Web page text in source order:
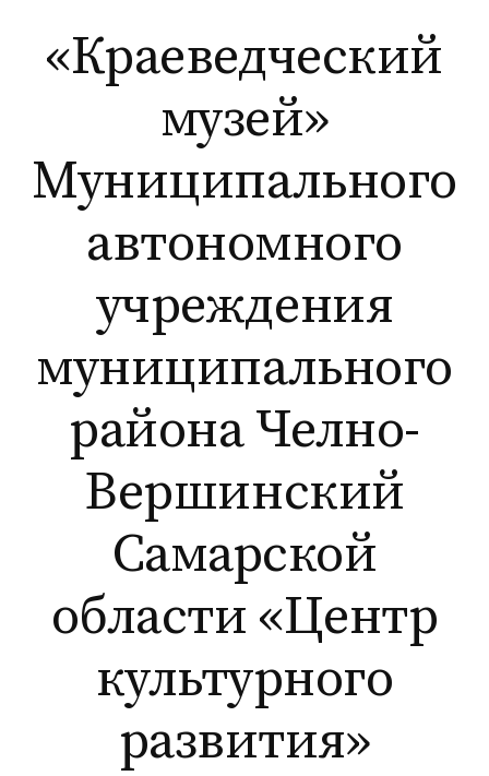
содержимому
«Краеведческий
музей»
Муниципального
автономного
учреждения
муниципального
района Челно-
Вершинский
Самарской
области «Центр
культурного
развития»